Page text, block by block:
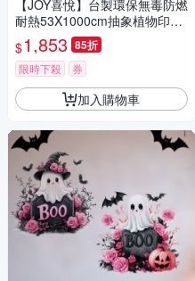
【JOY喜悅】台製環保無毒防燃
耐熱53X1000cm抽象植物印花
壁紙/壁貼3捲
$1,853 85折
限時下殺 券
加入購物車